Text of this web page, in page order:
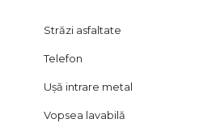
Străzi asfaltate
Telefon
Ușă intrare metal
Vopsea lavabilă